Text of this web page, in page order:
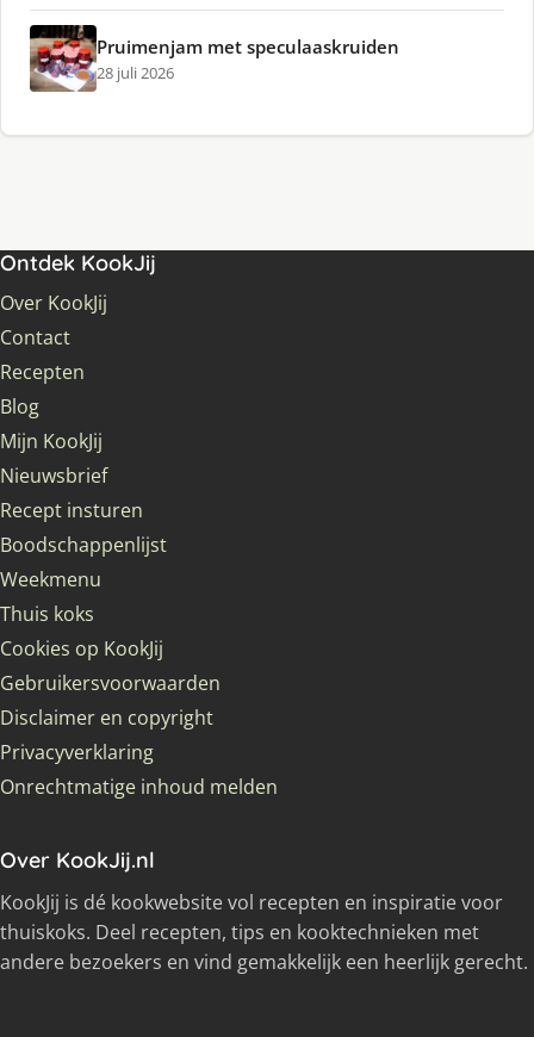
Pruimenjam met speculaaskruiden
28 juli 2026
Ontdek KookJij
Over KookJij
Contact
Recepten
Blog
Mijn KookJij
Nieuwsbrief
Recept insturen
Boodschappenlijst
Weekmenu
Thuis koks
Cookies op KookJij
Gebruikersvoorwaarden
Disclaimer en copyright
Privacyverklaring
Onrechtmatige inhoud melden
Over KookJij.nl
KookJij is dé kookwebsite vol recepten en inspiratie voor
thuiskoks. Deel recepten, tips en kooktechnieken met
andere bezoekers en vind gemakkelijk een heerlijk gerecht.